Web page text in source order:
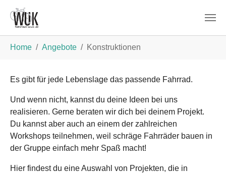
Home Angebote Konstruktionen
Es gibt für jede Lebenslage das passende Fahrrad.
Und wenn nicht, kannst du deine Ideen bei uns
realisieren. Gerne beraten wir dich bei deinem Projekt.
Du kannst aber auch an einem der zahlreichen
Workshops teilnehmen, weil schräge Fahrräder bauen in
der Gruppe einfach mehr Spaß macht!
Hier findest du eine Auswahl von Projekten, die in